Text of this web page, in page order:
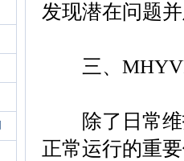
发现潜在问题
三、
除了日常维
正常运行的重